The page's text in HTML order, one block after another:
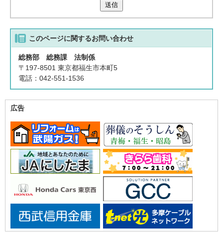
送信
このページに関するお問い合わせ
総務部 総務課 法制係
〒197-8501 東京都福生市本町5
電話：042-551-1536
広告